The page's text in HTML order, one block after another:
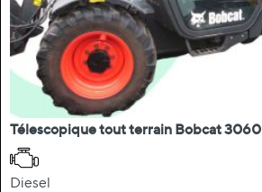
Télescopique tout terrain Bobcat 3060
Diesel